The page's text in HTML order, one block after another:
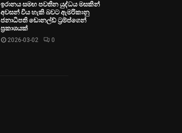
ඉරානය සමඟ පවතින යුද්ධය මසකින්
අවසන් විය හැකි බවට ඇමරිකානු
ජනාධිපති ඩොනල්ඩ් ට්‍රම්ප්ගෙන්
ප්‍රකාශයක්
2026-03-02 0